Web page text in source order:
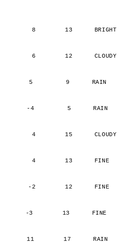
8        13      BRIGHT
6        12      CLOUDY
5         9      RAIN
-4         5      RAIN
4        15      CLOUDY
4        13      FINE
-2        12      FINE
-3        13      FINE
11        17      RAIN